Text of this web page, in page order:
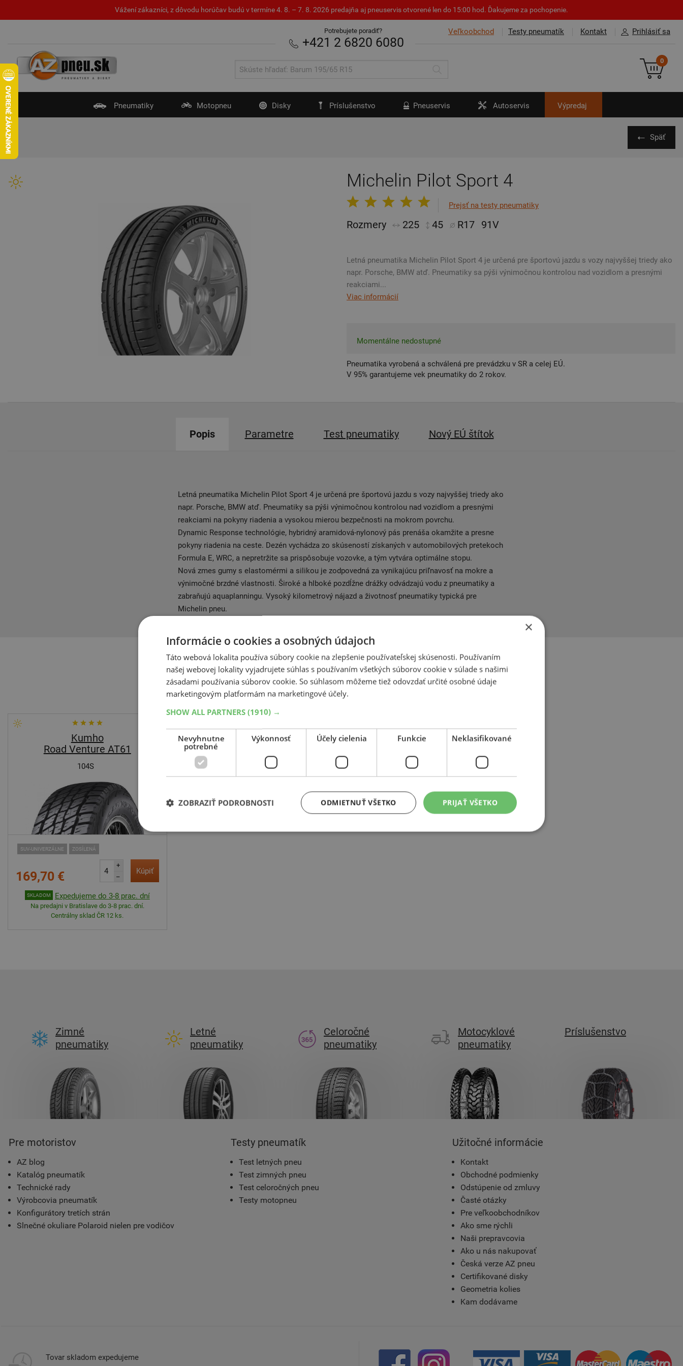
Vážení zákazníci, z dôvodu horúčav budú v termíne 4. 8. – 7. 8. 2026 predajňa aj pneuservis otvorené len do 15:00 hod. Ďakujeme za pochopenie.
Veľkoobchod Testy pneumatík Kontakt Prihlásiť sa
Potrebujete poradiť?
+421 2 6820 6080
0
Pneumatiky Motopneu Disky Príslušenstvo Pneuservis Autoservis Výpredaj
Späť
Michelin Pilot Sport 4
Prejsť na testy pneumatiky
Rozmery 225 45 R17 91V
Letná pneumatika Michelin Pilot Sport 4 je určená pre športovú jazdu s vozy najvyššej triedy ako
napr. Porsche, BMW atď. Pneumatiky sa pýši výnimočnou kontrolou nad vozidlom a presnými
reakciami...
Viac informácií
Momentálne nedostupné
Pneumatika vyrobená a schválená pre prevádzku v SR a celej EÚ.
V 95% garantujeme vek pneumatiky do 2 rokov.
Popis Parametre Test pneumatiky Nový EÚ štítok
Letná pneumatika Michelin Pilot Sport 4 je určená pre športovú jazdu s vozy najvyššej triedy ako
napr. Porsche, BMW atď. Pneumatiky sa pýši výnimočnou kontrolou nad vozidlom a presnými
reakciami na pokyny riadenia a vysokou mierou bezpečnosti na mokrom povrchu.
Dynamic Response technológie, hybridný aramidová-nylonový pás prenáša okamžite a presne
pokyny riadenia na ceste. Dezén vychádza zo skúseností získaných v automobilových pretekoch
Formula E, WRC, a nepretržite sa prispôsobuje vozovke, a tým vytvára optimálne stopu.
Nová zmes gumy s elastomérmi a silikou je zodpovedná za vynikajúcu priľnavosť na mokre a
výnimočné brzdné vlastnosti. Široké a hlboké pozdĺžne drážky odvádzajú vodu z pneumatiky a
zabraňujú aquaplanningu. Vysoký kilometrový nájazd a životnosť pneumatiky typická pre
Michelin pneu.
Súvisiace produkty
Kumho
Road Venture AT61
104S
SUV-UNIVERZÁLNE ZOSÍLENÁ
169,70 €
+
–
Kúpiť
SKLADOM Expedujeme do 3-8 prac. dní
Na predajni v Bratislave do 3-8 prac. dní.
Centrálny sklad ČR 12 ks.
Zimné
pneumatiky
Letné
pneumatiky
Celoročné
pneumatiky
Motocyklové
pneumatiky
Príslušenstvo
Pre motoristov
AZ blog
Katalóg pneumatík
Technické rady
Výrobcovia pneumatík
Konfigurátory tretích strán
Slnečné okuliare Polaroid nielen pre vodičov
Testy pneumatík
Test letných pneu
Test zimných pneu
Test celoročných pneu
Testy motopneu
Užitočné informácie
Kontakt
Obchodné podmienky
Odstúpenie od zmluvy
Časté otázky
Pre veľkoobchodníkov
Ako sme rýchli
Naši prepravcovia
Ako u nás nakupovať
Česká verze AZ pneu
Certifikované disky
Geometria kolies
Kam dodávame
Tovar skladom expedujeme
×
Informácie o cookies a osobných údajoch
Táto webová lokalita používa súbory cookie na zlepšenie používateľskej skúsenosti. Používaním
našej webovej lokality vyjadrujete súhlas s používaním všetkých súborov cookie v súlade s našimi
zásadami používania súborov cookie. So súhlasom môžeme tiež odovzdať určité osobné údaje
marketingovým platformám na marketingové účely.
SHOW ALL PARTNERS (1910) →
Nevyhnutne
potrebné
Výkonnosť Účely cielenia Funkcie Neklasifikované
PRIJAŤ VŠETKO
ODMIETNUŤ VŠETKO
ZOBRAZIŤ PODROBNOSTI